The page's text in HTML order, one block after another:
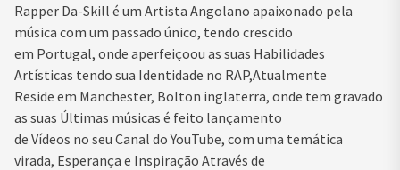
Rapper Da-Skill é um Artista Angolano apaixonado pela
música com um passado único, tendo crescido
em Portugal, onde aperfeiçoou as suas Habilidades
Artísticas tendo sua Identidade no RAP,Atualmente
Reside em Manchester, Bolton inglaterra, onde tem gravado
as suas Últimas músicas é feito lançamento
de Vídeos no seu Canal do YouTube, com uma temática
virada, Esperança e Inspiração Através de